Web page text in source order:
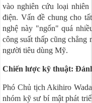
vào nghiên cứu loại
điện. Vấn đề chung cho
nghệ này "ngốn" quá
công suất thấp cũng chẳng
người tiêu dùng Mỹ.
Chiến lược kỹ thuật:
Phó Chủ tịch Akihiro
nhóm kỹ sư bí mật phát